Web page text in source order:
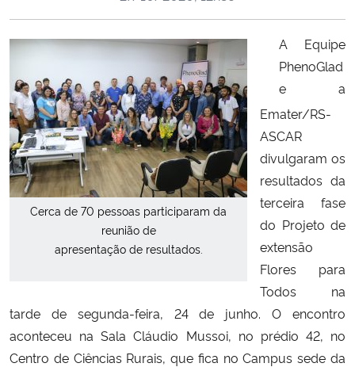
Ministério da Ciência, Tecnologia, Inovações e Comunicações
Ministério do Meio Ambiente
Ministério do Turismo
Ministério do Desenvolvimento Regional
Controladoria-Geral da União
Ministério da Mulher, da Família e dos Direitos Humanos
Secretaria de Governo
Cerca de 70 pessoas participaram da
reunião de
apresentação de resultados.
A Equipe
PhenoGlad
e a
Emater/RS-
ASCAR
divulgaram os
resultados da
terceira fase
do Projeto de
extensão
Flores para
Todos na
tarde de segunda-feira, 24 de junho. O encontro
aconteceu na Sala Cláudio Mussoi, no prédio 42, no
Centro de Ciências Rurais, que fica no Campus sede da